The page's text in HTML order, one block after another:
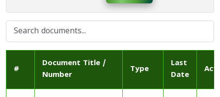
#
Document Title /
Number
Type
Last
Date